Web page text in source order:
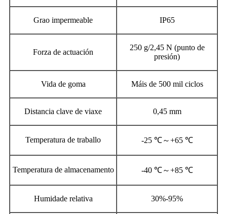
Grao impermeable IP65
Forza de actuación
250 g/2,45 N (punto de
presión)
Vida de goma Máis de 500 mil ciclos
Distancia clave de viaxe 0,45 mm
Temperatura de traballo -25 ℃～+65 ℃
Temperatura de almacenamento -40 ℃～+85 ℃
Humidade relativa 30%-95%